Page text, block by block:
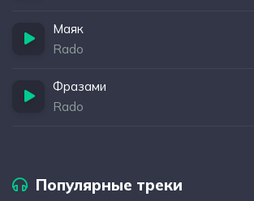
Маяк
Rado
Фразами
Rado
Популярные треки